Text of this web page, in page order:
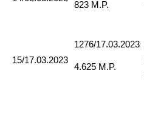
823 M.P.
15/17.03.2023
1276/17.03.2023
4.625 M.P.